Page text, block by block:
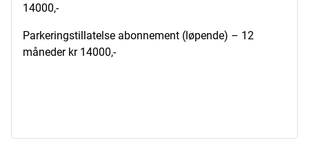
14000,-
Parkeringstillatelse abonnement (løpende) – 12
måneder kr 14000,-